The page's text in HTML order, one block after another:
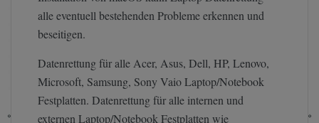
alle eventuell bestehenden Probleme erkennen und
beseitigen.
Datenrettung für alle Acer, Asus, Dell, HP, Lenovo,
Microsoft, Samsung, Sony Vaio Laptop/Notebook
Festplatten. Datenrettung für alle internen und
externen Laptop/Notebook Festplatten wie